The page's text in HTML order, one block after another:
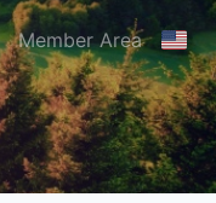
Member Area